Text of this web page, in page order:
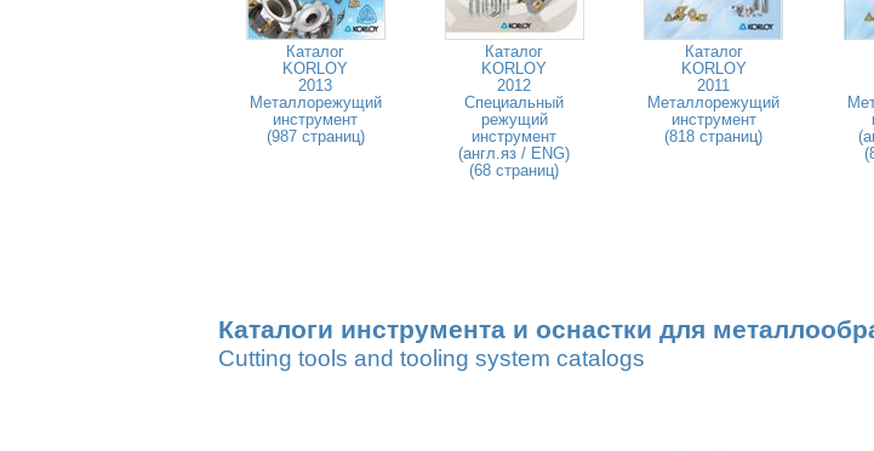
Каталог
KORLOY
2013
Металлорежущий
инструмент
(987 страниц)
Каталог
KORLOY
2012
Специальный
режущий
инструмент
(англ.яз / ENG)
(68 страниц)
Каталог
KORLOY
2011
Металлорежущий
инструмент
(818 страниц)
Каталоги инструмента и оснастки для
Cutting tools and tooling system catalogs